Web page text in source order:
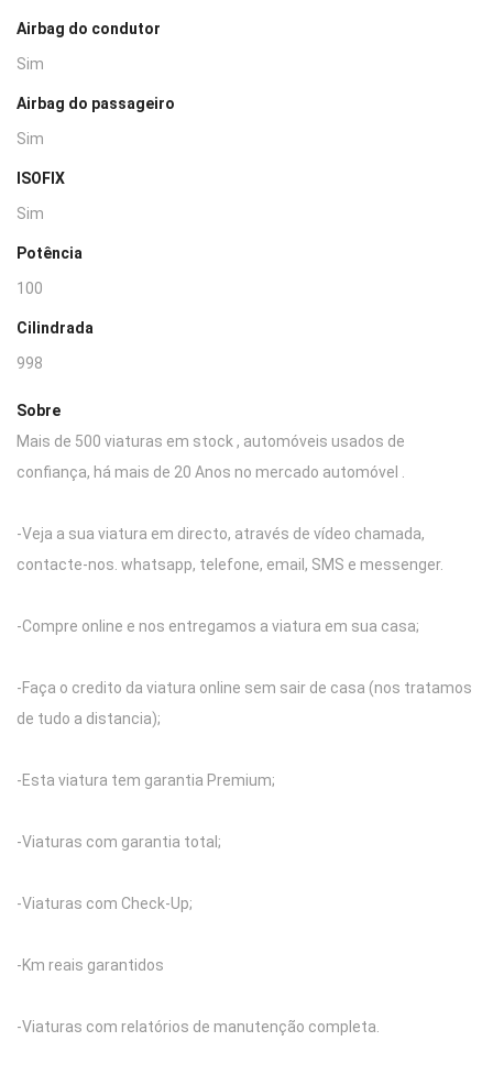
Airbag do condutor
Sim
Airbag do passageiro
Sim
ISOFIX
Sim
Potência
100
Cilindrada
998
Sobre
Mais de 500 viaturas em stock , automóveis usados de
confiança, há mais de 20 Anos no mercado automóvel .
-Veja a sua viatura em directo, através de vídeo chamada,
contacte-nos. whatsapp, telefone, email, SMS e messenger.
-Compre online e nos entregamos a viatura em sua casa;
-Faça o credito da viatura online sem sair de casa (nos tratamos
de tudo a distancia);
-Esta viatura tem garantia Premium;
-Viaturas com garantia total;
-Viaturas com Check-Up;
-Km reais garantidos
-Viaturas com relatórios de manutenção completa.